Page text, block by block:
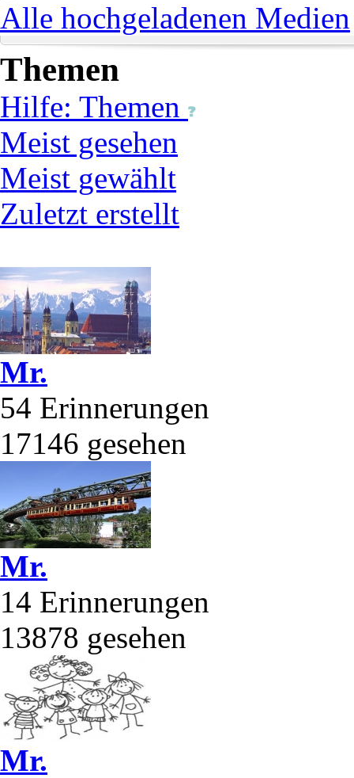
Alle hochgeladenen Medien
Themen
Hilfe: Themen
Meist gesehen
Meist gewählt
Zuletzt erstellt
Mr.
54 Erinnerungen
17146 gesehen
Mr.
14 Erinnerungen
13878 gesehen
Mr.